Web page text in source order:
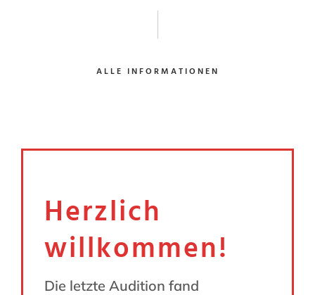
ALLE INFORMATIONEN
Herzlich
willkommen!
Die letzte Audition fand